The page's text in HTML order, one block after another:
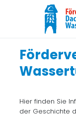
Hier finden Sie
der Geschichte